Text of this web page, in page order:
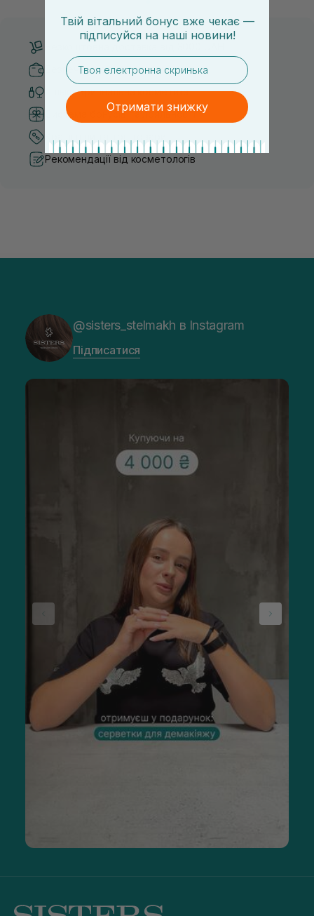
Безпечні способи оплати
Тільки оригінальна косметика
Система бонусів та лояльності
Рекомендації від косметологів
@sisters_stelmakh в Instagram
Підписатися
Твій вітальний бонус вже чекає —
підписуйся на наші новини!
email
Отримати знижку